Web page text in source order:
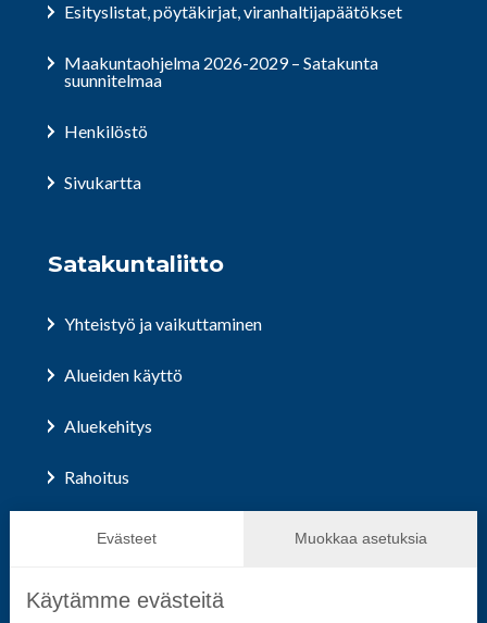
Evästeet Muokkaa asetuksia
Käytämme evästeitä
Esityslistat, pöytäkirjat, viranhaltijapäätökset
Maakuntaohjelma 2026-2029 – Satakunta
suunnitelmaa
Henkilöstö
Sivukartta
Satakuntaliitto
Yhteistyö ja vaikuttaminen
Alueiden käyttö
Aluekehitys
Rahoitus
Hallinto ja päätöksenteko
Seuraa sosiaalisessa mediassa